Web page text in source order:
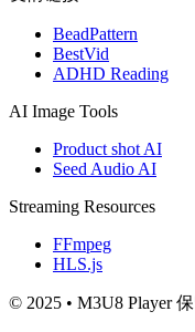
BeadPattern
BestVid
ADHD Reading
AI Image Tools
Product shot AI
Seed Audio AI
Streaming Resources
FFmpeg
HLS.js
© 2025 • M3U8 Player